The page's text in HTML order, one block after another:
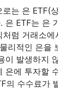
로는 은 ETF(
은 ETF는 은
처럼 거래소
리적인 은을
이 발생하지
은에 투자할
의 수수료가